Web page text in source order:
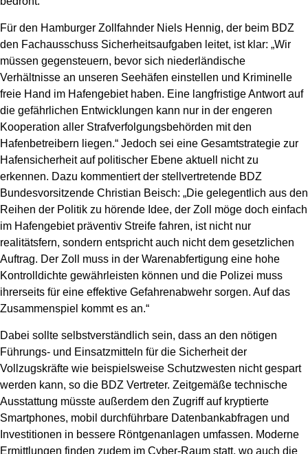
Für den Hamburger Zollfahnder Niels Hennig, der beim BDZ
den Fachausschuss Sicherheitsaufgaben leitet, ist klar: „Wir
müssen gegensteuern, bevor sich niederländische
Verhältnisse an unseren Seehäfen einstellen und Kriminelle
freie Hand im Hafengebiet haben. Eine langfristige Antwort auf
die gefährlichen Entwicklungen kann nur in der engeren
Kooperation aller Strafverfolgungsbehörden mit den
Hafenbetreibern liegen.“ Jedoch sei eine Gesamtstrategie zur
Hafensicherheit auf politischer Ebene aktuell nicht zu
erkennen. Dazu kommentiert der stellvertretende BDZ
Bundesvorsitzende Christian Beisch: „Die gelegentlich aus den
Reihen der Politik zu hörende Idee, der Zoll möge doch einfach
im Hafengebiet präventiv Streife fahren, ist nicht nur
realitätsfern, sondern entspricht auch nicht dem gesetzlichen
Auftrag. Der Zoll muss in der Warenabfertigung eine hohe
Kontrolldichte gewährleisten können und die Polizei muss
ihrerseits für eine effektive Gefahrenabwehr sorgen. Auf das
Zusammenspiel kommt es an.“
Dabei sollte selbstverständlich sein, dass an den nötigen
Führungs- und Einsatzmitteln für die Sicherheit der
Vollzugskräfte wie beispielsweise Schutzwesten nicht gespart
werden kann, so die BDZ Vertreter. Zeitgemäße technische
Ausstattung müsste außerdem den Zugriff auf kryptierte
Smartphones, mobil durchführbare Datenbankabfragen und
Investitionen in bessere Röntgenanlagen umfassen. Moderne
Ermittlungen finden zudem im Cyber-Raum statt, wo auch die